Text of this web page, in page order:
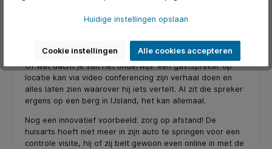
cameraatje kun je alles live streamen. Hallo makelaars van
op afstand!
Of wat dacht je van het onderwijs: een gastspreker op
locatie kan via video conferencing zijn verhaal doen en
alles laten zien waarover hij iets vertelt. Al zit die spreker
ergens op een berg in IJsland, het kan allemaal.
Nog een innovatief voorbeeld: zorg op afstand! De
huisarts hoeft niet meer in zijn auto te springen voor een
controle visite, hij of zij belt gewoon even online in met de
Huidige instellingen opslaan
Cookie instellingen Alle cookies accepteren